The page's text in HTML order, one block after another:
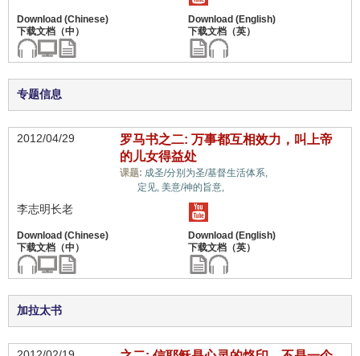
专题信息
2012/04/29
罗马书之二: 万事都互相效力，叫上帝
的儿女得益处
课题: 成圣/分别为圣/基督生活体系,
定见, 美意/神的旨意,
李志明长老
加拉太书